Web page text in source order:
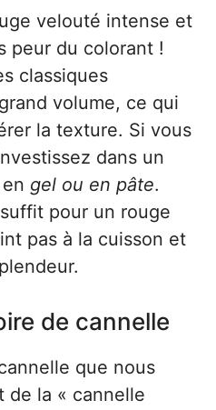
velouté intense et
peur du colorant !
classiques
volume, ce qui
la texture. Si vous
dans un
gel ou en pâte.
pour un rouge
pas à la cuisson et
de cannelle
que nous
de la « cannelle